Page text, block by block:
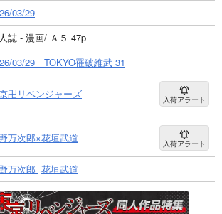
03/29
誌 - 漫画/ Ａ５ 47p
03/29 TOKYO罹破維武 31
卍リベンジャーズ 入荷アラート
万次郎×花垣武道 入荷アラート
万次郎 花垣武道